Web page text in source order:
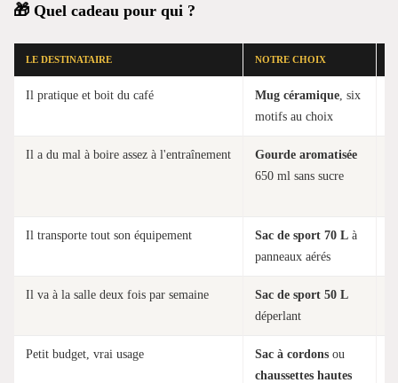
🎁 Quel cadeau pour qui ?
LE DESTINATAIRE NOTRE CHOIX
Il pratique et boit du café Mug céramique , six
motifs au choix
Il a du mal à boire assez à l'entraînement
Gourde aromatisée
650 ml sans sucre
Il transporte tout son équipement Sac de sport 70 L à
panneaux aérés
Il va à la salle deux fois par semaine
Sac de sport 50 L
déperlant
Petit budget, vrai usage Sac à cordons ou
chaussettes hautes